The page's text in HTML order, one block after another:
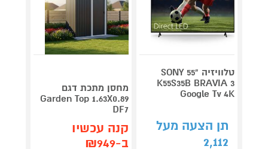
טלוויזיה "55 SONY
K55S35B BRAVIA 3
Google Tv 4K
תן הצעה מעל
2,112
מחסן מתכת דגם
Garden Top 1.63X0.89
DF7
קנה עכשיו
ב-₪949